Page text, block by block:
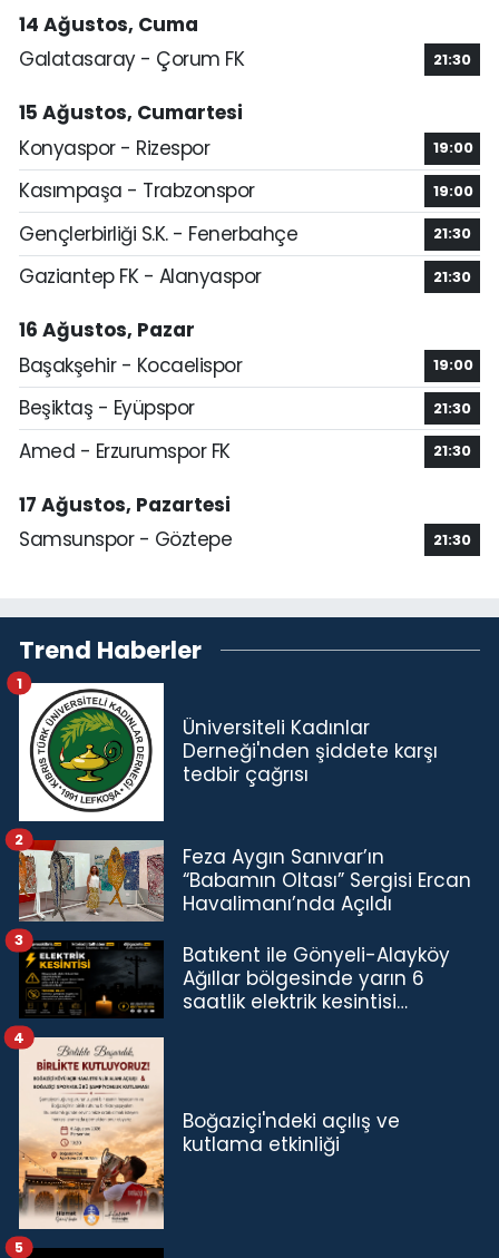
14 Ağustos, Cuma
Galatasaray - Çorum FK
21:30
15 Ağustos, Cumartesi
Konyaspor - Rizespor
19:00
Kasımpaşa - Trabzonspor 19:00
Gençlerbirliği S.K. - Fenerbahçe 21:30
Gaziantep FK - Alanyaspor 21:30
16 Ağustos, Pazar
Başakşehir - Kocaelispor
19:00
Beşiktaş - Eyüpspor 21:30
Amed - Erzurumspor FK 21:30
17 Ağustos, Pazartesi
Samsunspor - Göztepe
21:30
Trend Haberler
Üniversiteli Kadınlar
Derneği'nden şiddete karşı
tedbir çağrısı
1
Feza Aygın Sanıvar’ın
“Babamın Oltası” Sergisi Ercan
Havalimanı’nda Açıldı
2
Batıkent ile Gönyeli-Alayköy
Ağıllar bölgesinde yarın 6
saatlik elektrik kesintisi…
3
Boğaziçi'ndeki açılış ve
kutlama etkinliği
4
5